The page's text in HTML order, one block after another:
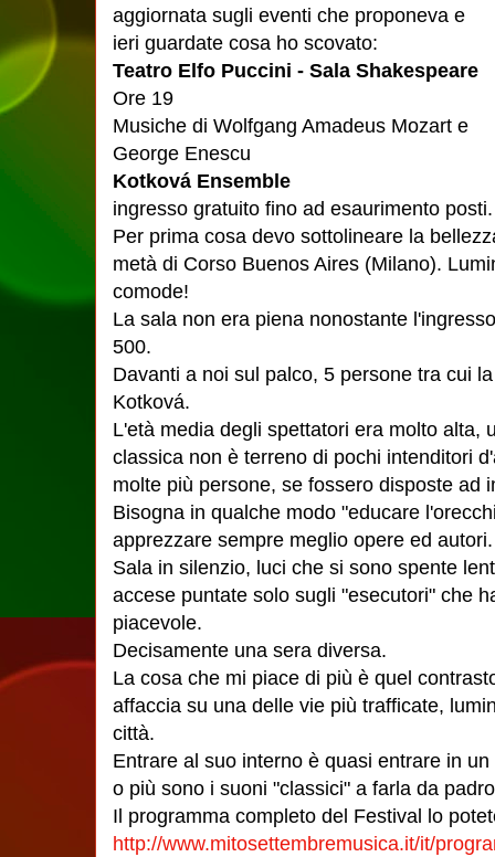
aggiornata sugli eventi che proponeva e
ieri guardate cosa ho scovato:
Teatro Elfo Puccini - Sala Shakespeare
Ore 19
Musiche di Wolfgang Amadeus Mozart e
George Enescu
Kotková Ensemble
ingresso gratuito fino ad esaurimento posti.
Per prima cosa devo sottolineare la
metà di Corso Buenos Aires (Milano).
comode!
La sala non era piena nonostante
500.
Davanti a noi sul palco, 5 persone tra cui
Kotková.
L'età media degli spettatori era molto alta,
classica non è terreno di pochi intenditori
molte più persone, se fossero disposte ad
Bisogna in qualche modo "educare
apprezzare sempre meglio opere ed autori.
Sala in silenzio, luci che si sono spente
accese puntate solo sugli "esecutori" che
piacevole.
Decisamente una sera diversa.
La cosa che mi piace di più è quel
affaccia su una delle vie più trafficate,
città.
Entrare al suo interno è quasi entrare in
o più sono i suoni "classici" a farla da
Il programma completo del Festival lo
http://www.mitosettembremusica.it/it/